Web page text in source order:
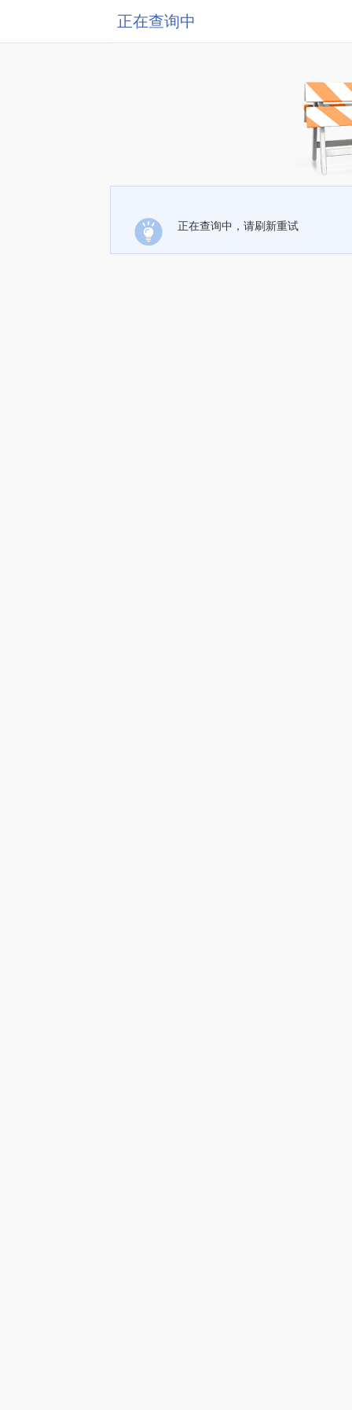
正在查询中
正在查询中，请刷新重试